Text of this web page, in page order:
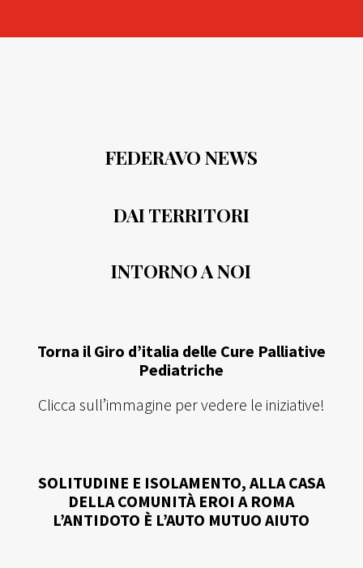
FEDERAVO NEWS
DAI TERRITORI
INTORNO A NOI
Torna il Giro d’italia delle Cure Palliative
Pediatriche
Clicca sull’immagine per vedere le iniziative!
SOLITUDINE E ISOLAMENTO, ALLA CASA
DELLA COMUNITÀ EROI A ROMA
L’ANTIDOTO È L’AUTO MUTUO AIUTO